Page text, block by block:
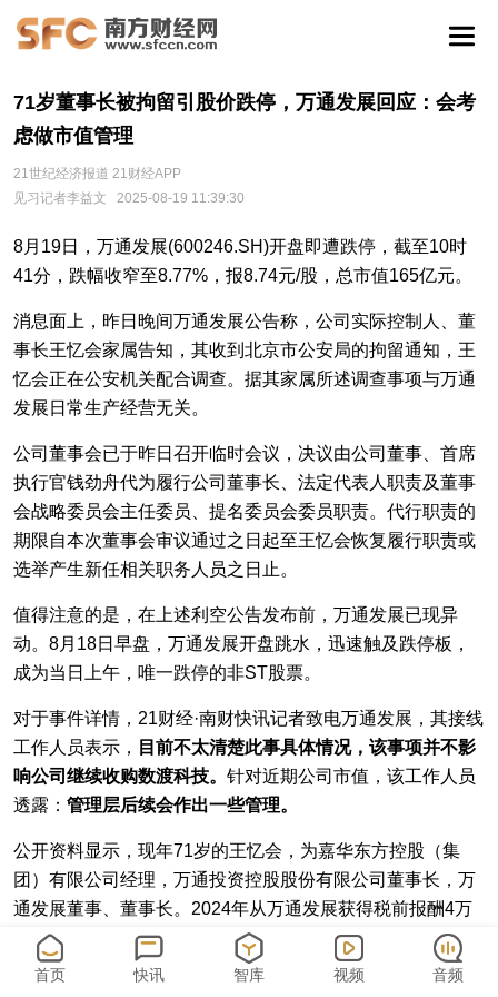
71岁董事长被拘留引股价跌停，万通发展回应：会考
虑做市值管理
21世纪经济报道 21财经APP
见习记者李益文
2025-08-19 11:39:30
8月19日，万通发展(600246.SH)开盘即遭跌停，截至10时
41分，跌幅收窄至8.77%，报8.74元/股，总市值165亿元。
消息面上，昨日晚间万通发展公告称，公司实际控制人、董
事长王忆会家属告知，其收到北京市公安局的拘留通知，王
忆会正在公安机关配合调查。据其家属所述调查事项与万通
发展日常生产经营无关。
公司董事会已于昨日召开临时会议，决议由公司董事、首席
执行官钱劲舟代为履行公司董事长、法定代表人职责及董事
会战略委员会主任委员、提名委员会委员职责。代行职责的
期限自本次董事会审议通过之日起至王忆会恢复履行职责或
选举产生新任相关职务人员之日止。
值得注意的是，在上述利空公告发布前，万通发展已现异
动。8月18日早盘，万通发展开盘跳水，迅速触及跌停板，
成为当日上午，唯一跌停的非ST股票。
对于事件详情，21财经·南财快讯记者致电万通发展，其接线
工作人员表示，
目前不太清楚此事具体情况，该事项并不影
响公司继续收购数渡科技。 针对近期公司市值，该工作人员
透露： 管理层后续会作出一些管理。
公开资料显示，现年71岁的王忆会，为嘉华东方控股（集
团）有限公司经理，万通投资控股股份有限公司董事长，万
通发展董事、董事长。2024年从万通发展获得税前报酬4万
元，另有关联方报酬。
据悉，万通发展原名万通地产。1991年，由冯仑、王功权、
首页 快讯 智库 视频 音频